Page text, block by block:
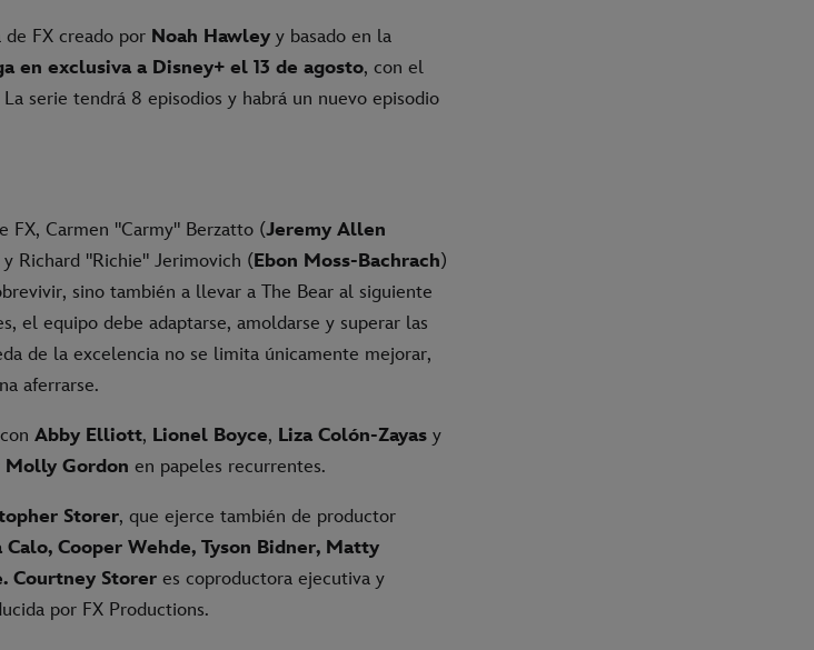
FX creado por Noah Hawley y basado en la
en exclusiva a Disney+ el 13 de agosto, con el
serie tendrá 8 episodios y habrá un nuevo episodio
FX, Carmen "Carmy" Berzatto (Jeremy Allen
y Richard "Richie" Jerimovich (Ebon Moss-Bachrach)
sino también a llevar a The Bear al siguiente
el equipo debe adaptarse, amoldarse y superar las
de la excelencia no se limita únicamente mejorar,
aferrarse.
Abby Elliott, Lionel Boyce, Liza Colón-Zayas y
Molly Gordon en papeles recurrentes.
Storer, que ejerce también de productor
Calo, Cooper Wehde, Tyson Bidner, Matty
Courtney Storer es coproductora ejecutiva y
por FX Productions.